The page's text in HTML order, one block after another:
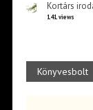
Kortárs
141 views
Könyvesbolt